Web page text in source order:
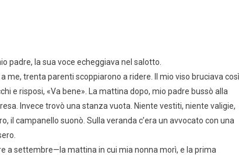
padre, la sua voce echeggiava nel salotto.
me, trenta parenti scoppiarono a ridere. Il mio viso bruciava così
e risposi, «Va bene». La mattina dopo, mio padre bussò alla
Invece trovò una stanza vuota. Niente vestiti, niente valigie,
campanello suonò. Sulla veranda c’era un avvocato con una
a settembre—la mattina in cui mia nonna morì, e la prima